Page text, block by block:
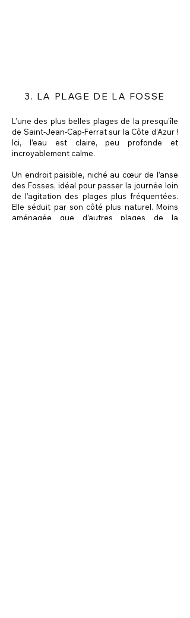
3. LA PLAGE DE LA FOSSE
L’une des plus belles plages de la presqu’île
de Saint-Jean-Cap-Ferrat sur la Côte d’Azur !
Ici, l’eau est claire, peu profonde et
incroyablement calme.
Un endroit paisible, niché au cœur de l’anse
des Fosses, idéal pour passer la journée loin
de l’agitation des plages plus fréquentées.
Elle séduit par son côté plus naturel. Moins
aménagée que d’autres plages de la